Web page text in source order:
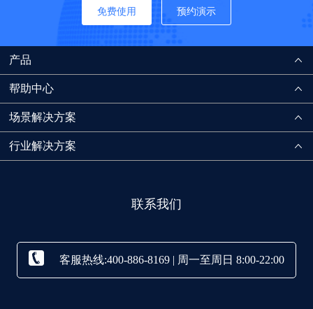
免费使用 预约演示
产品
帮助中心
场景解决方案
行业解决方案
联系我们
客服热线:400-886-8169 | 周一至周日 8:00-22:00